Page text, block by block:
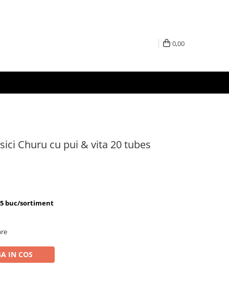
0,00
Churu cu pui & vita 20 tubes
5 buc/sortiment
IN COS